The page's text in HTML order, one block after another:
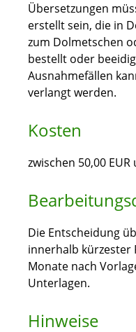
Übersetzungen
erstellt sein, die in
zum Dolmetschen
bestellt oder
Ausnahmefällen
verlangt werden.
Kosten
zwischen 50,00 EUR
Die Entscheidung
innerhalb kürzester
Monate nach
Unterlagen.
Hinweise